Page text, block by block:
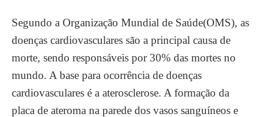
Segundo a Organização Mundial de Saúde(OMS), as
doenças cardiovasculares são a principal causa de
morte, sendo responsáveis por 30% das mortes no
mundo. A base para ocorrência de doenças
cardiovasculares é a aterosclerose. A formação da
placa de ateroma na parede dos vasos sanguíneos e